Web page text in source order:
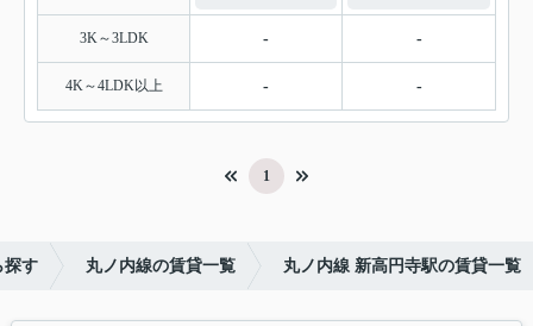
3K～3LDK - -
4K～4LDK以上 - -
1
探す 丸ノ内線の賃貸一覧 丸ノ内線 新高円寺駅の賃貸一覧